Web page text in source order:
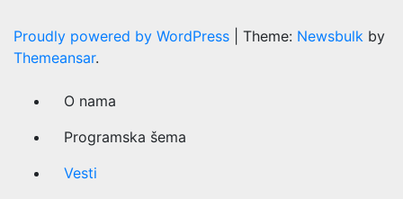
Proudly powered by WordPress Theme: Newsbulk by
Themeansar.
O nama
Programska šema
Vesti